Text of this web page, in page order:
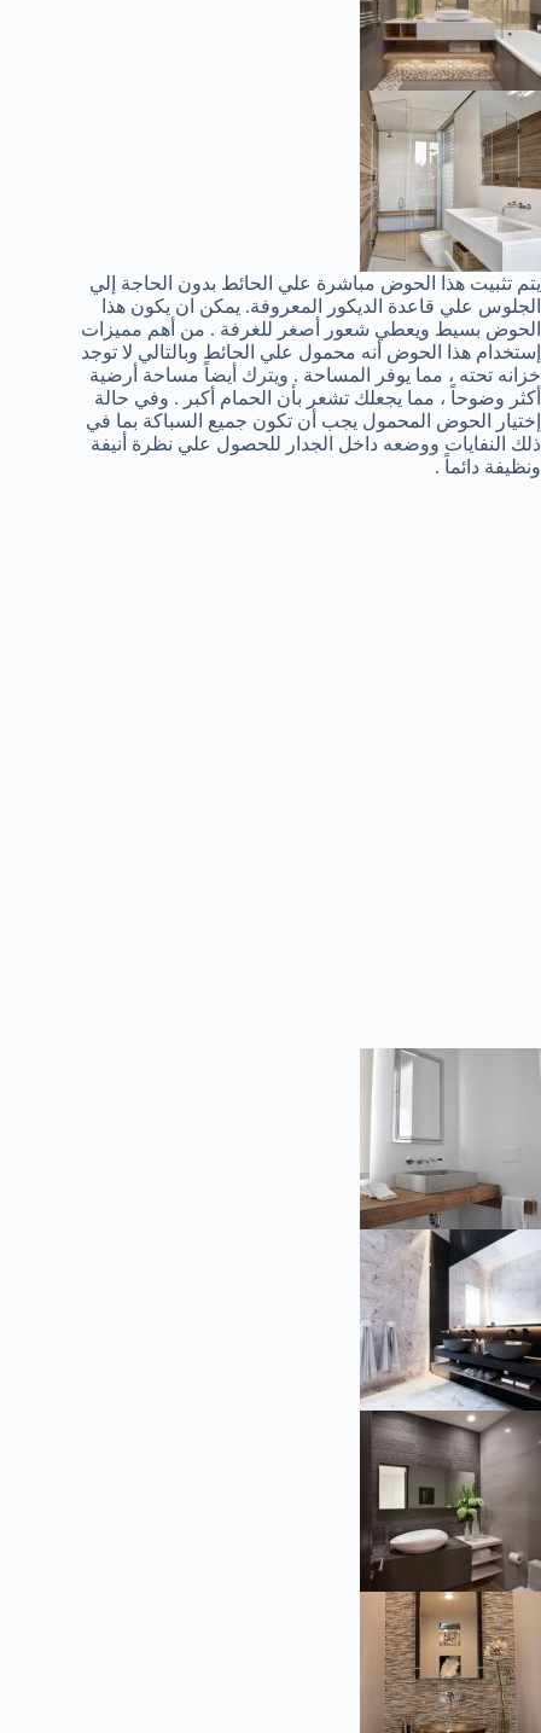
يتم تثبيت هذا الحوض مباشرة علي الحائط بدون الحاجة إلي
الجلوس علي قاعدة الديكور المعروفة. يمكن ان يكون هذا
الحوض بسيط ويعطي شعور أصغر للغرفة . من أهم مميزات
إستخدام هذا الحوض أنه محمول علي الحائط وبالتالي لا توجد
خزانه تحته ، مما يوفر المساحة . ويترك أيضاً مساحة أرضية
أكثر وضوحاً ، مما يجعلك تشعر بأن الحمام أكبر . وفي حالة
إختيار الحوض المحمول يجب أن تكون جميع السباكة بما في
ذلك النفايات ووضعه داخل الجدار للحصول علي نظرة أنيفة
ونظيفة دائماً .